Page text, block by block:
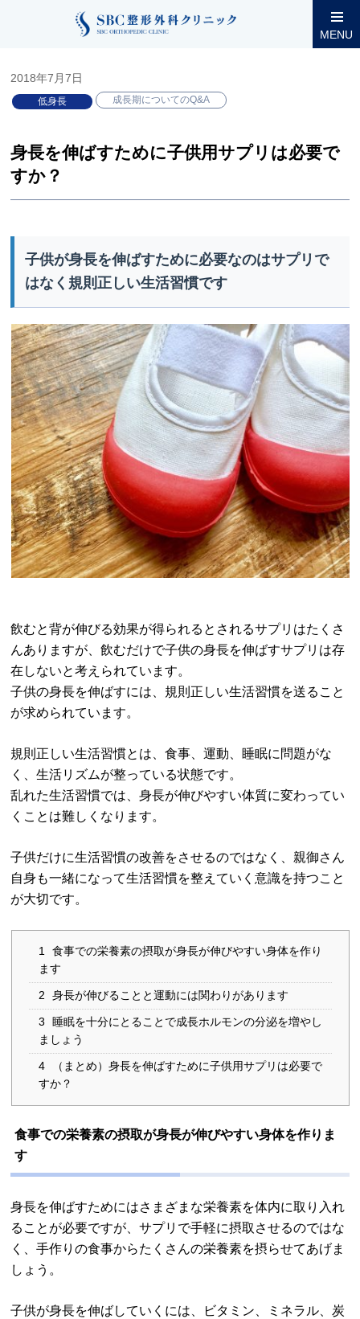
MENU
整形外科コラム 小児低身長 成長期についてのQ&A 身長
2018年7月7日
低身長 成長期についてのQ&A
身長を伸ばすために子供用サプリは必要で
すか？
子供が身長を伸ばすために必要なのはサプリで
はなく規則正しい生活習慣です
飲むと背が伸びる効果が得られるとされるサプリはたくさ
んありますが、飲むだけで子供の身長を伸ばすサプリは存
在しないと考えられています。
子供の身長を伸ばすには、規則正しい生活習慣を送ること
が求められています。
規則正しい生活習慣とは、食事、運動、睡眠に問題がな
く、生活リズムが整っている状態です。
乱れた生活習慣では、身長が伸びやすい体質に変わってい
くことは難しくなります。
子供だけに生活習慣の改善をさせるのではなく、親御さん
自身も一緒になって生活習慣を整えていく意識を持つこと
が大切です。
1
食事での栄養素の摂取が身長が伸びやすい身体を作り
ます
2 身長が伸びることと運動には関わりがあります
3
睡眠を十分にとることで成長ホルモンの分泌を増やし
ましょう
4
（まとめ）身長を伸ばすために子供用サプリは必要で
すか？
食事での栄養素の摂取が身長が伸びやすい身体を作りま
す
身長を伸ばすためにはさまざまな栄養素を体内に取り入れ
ることが必要ですが、サプリで手軽に摂取させるのではな
く、手作りの食事からたくさんの栄養素を摂らせてあげま
しょう。
子供が身長を伸ばしていくには、ビタミン、ミネラル、炭